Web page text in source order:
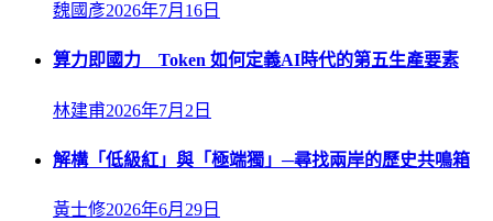
魏國彥2026年7月16日
算力即國力 Token 如何定義AI時代的第五生產要素
林建甫2026年7月2日
解構「低級紅」與「極端獨」─尋找兩岸的歷史共鳴箱
黃士修2026年6月29日